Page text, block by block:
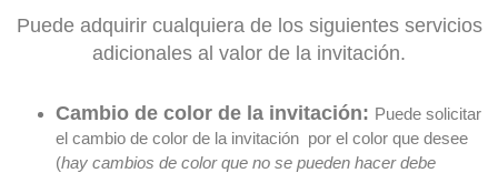
Puede adquirir cualquiera de los siguientes servicios
adicionales al valor de la invitación.
Cambio de color de la invitación: Puede solicitar
el cambio de color de la invitación por el color que desee
(hay cambios de color que no se pueden hacer debe